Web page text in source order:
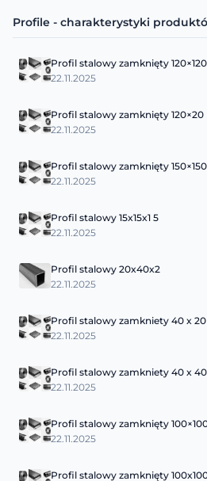
Profile - charakterystyki
Profil stalowy zamknięty 120×120
22.11.2025
Profil stalowy zamknięty 120×20
22.11.2025
Profil stalowy zamknięty 150×150
22.11.2025
Profil stalowy 15x15x1 5
22.11.2025
Profil stalowy 20x40x2
22.11.2025
Profil stalowy zamkniety 40 x 20
22.11.2025
Profil stalowy zamkniety 40 x 40
22.11.2025
Profil stalowy zamknięty
22.11.2025
Profil stalowy zamknięty